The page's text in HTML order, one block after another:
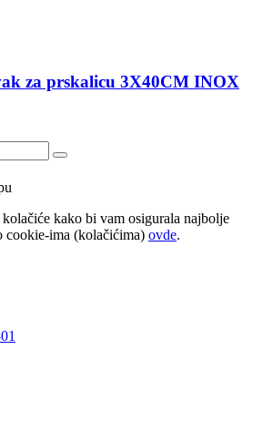
za prskalicu 3X40CM INOX
kako bi vam osigurala najbolje
cookie-ima (kolačićima) ovde.